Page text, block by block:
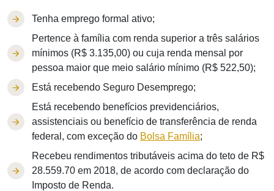
Tenha emprego formal ativo;
Pertence à família com renda superior a três salários
mínimos (R$ 3.135,00) ou cuja renda mensal por
pessoa maior que meio salário mínimo (R$ 522,50);
Está recebendo Seguro Desemprego;
Está recebendo benefícios previdenciários,
assistenciais ou benefício de transferência de renda
federal, com exceção do Bolsa Família;
Recebeu rendimentos tributáveis acima do teto de R$
28.559.70 em 2018, de acordo com declaração do
Imposto de Renda.